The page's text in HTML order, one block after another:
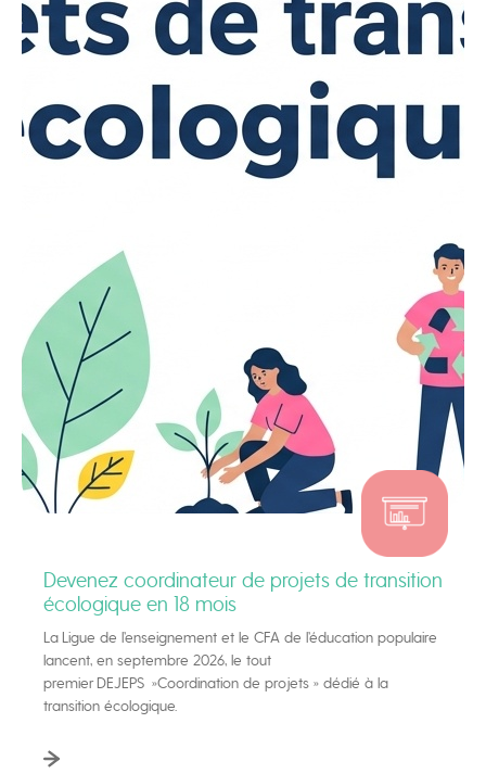
Devenez coordinateur de projets de transition
écologique en 18 mois
La Ligue de l’enseignement et le CFA de l’éducation populaire
lancent, en septembre 2026, le tout
premier DEJEPS »Coordination de projets » dédié à la
transition écologique.